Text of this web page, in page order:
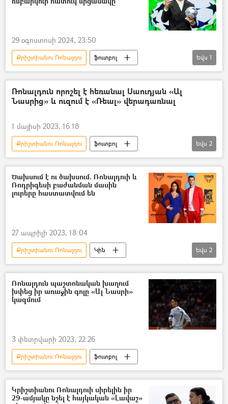
29 օգոստոսի 2024, 23:50
Քրիշտիանու Ռոնալդու
ֆուտբոլ
ֆուտբոլիստ
Եվս 1
Ռոնալդուն որոշել է հեռանալ Սաուդյան «Ալ
Նասրից» և ուզում է «Ռեալ» վերադառնալ
1 մայիսի 2023, 16:18
Քրիշտիանու Ռոնալդու
ֆուտբոլ
Սաուդյան Արաբիա
«Ռեալ Մադրիդ» ֆուտբոլային ակումբ
Եվս 2
Ծախսում է ու ծախսում. Ռոնալդուի և
Ռոդրիգեսի բաժանման մասին
լուրերը հաստատվում են
27 ապրիլի 2023, 18:04
Քրիշտիանու Ռոնալդու
Կին
ամուսնալուծություն
ֆուտբոլիստ
Եվս 2
Ռոնալդուն պաշտոնական խաղում
խփեց իր առաջին գոլը «Ալ Նասրի»
կազմում
3 փետրվարի 2023, 22:26
Քրիշտիանու Ռոնալդու ֆուտբոլ
Կրիշտիանու Ռոնալդուի սիրելին իր
29-ամյակը նշել է հայկական «Լավաշ»